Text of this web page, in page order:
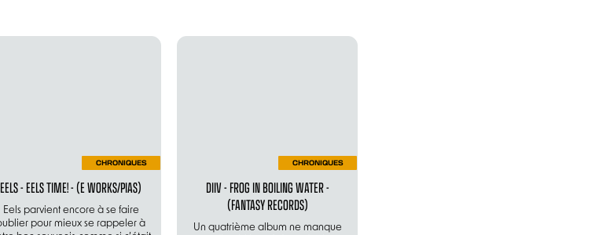
CHRONIQUES
EELS - EELS TIME! - (E WORKS/PIAS)
Eels parvient encore à se faire
pour mieux se rappeler à
CHRONIQUES
DIIV - FROG IN BOILING WATER -
(FANTASY RECORDS)
Un quatrième album ne manque